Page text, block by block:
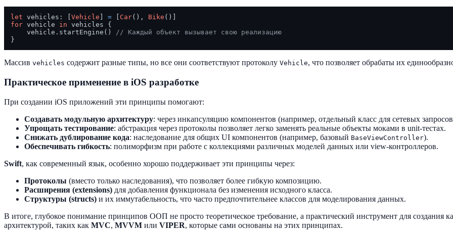
let vehicles: [ Vehicle = Car(), Bike
for vehicle in vehicles {
    vehicle.startEngine()
// Каждый объект вызывает свою реализацию
Массив vehicles содержит разные типы, но все они соответствуют протоколу Vehicle, что позволяет обрабаты их
Практическое применение в iOS разработке
При создании iOS приложений эти принципы помогают:
Создавать модульную архитектуру: через инкапсуляцию компонентов (например, отдельный класс для сетевых
Упрощать тестирование: абстракция через протоколы позволяет легко заменять реальные объекты моками в unit-тестах.
Снижать дублирование кода: наследование для общих UI компонентов (например, базовый BaseViewController).
Обеспечивать гибкость: полиморфизм при работе с коллекциями различных моделей данных или view-контроллеров.
Swift, как современный язык, особенно хорошо поддерживает эти принципы через:
Протоколы (вместо только наследования), что позволяет более гибкую композицию.
Расширения (extensions) для добавления функционала без изменения исходного класса.
Структуры (structs) и их иммутабельность, что часто предпочтительнее классов для моделирования данных.
В итоге, глубокое понимание принципов ООП не просто теоретическое требование, а практический инструмент для
архитектурой, таких как MVC, MVVM или VIPER, которые сами основаны на этих принципах.